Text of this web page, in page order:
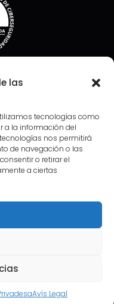
las
tecnologías como
a la información del
nos permitirá
de navegación o las
o retirar el
a ciertas
Avís Legal
11,